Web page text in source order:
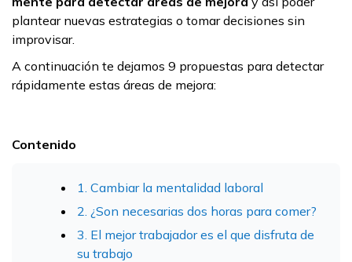
plantear nuevas estrategias o tomar decisiones sin
improvisar.
A continuación te dejamos 9 propuestas para detectar
rápidamente estas áreas de mejora:
Contenido
1. Cambiar la mentalidad laboral
2. ¿Son necesarias dos horas para comer?
3. El mejor trabajador es el que disfruta de
su trabajo